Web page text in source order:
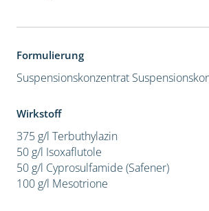
Formulierung
Suspensionskonzentrat
Wirkstoff
375 g/l Terbuthylazin
50 g/l Isoxaflutole
50 g/l Cyprosulfamide (Safener)
100 g/l Mesotrione